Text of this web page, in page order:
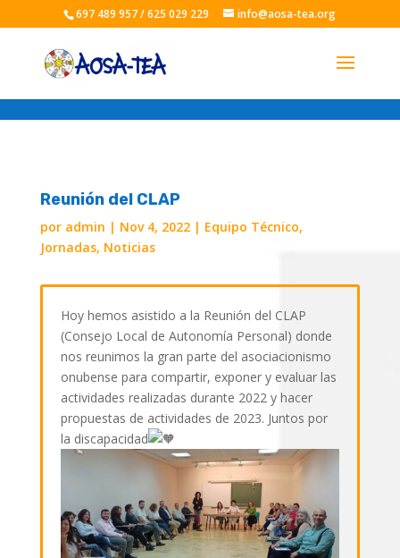
697 489 957 / 625 029 229 info@aosa-tea.org
Reunión del CLAP
por admin | Nov 4, 2022| Equipo Técnico,
Jornadas, Noticias
Hoy hemos asistido a la Reunión del CLAP
(Consejo Local de Autonomía Personal) donde
nos reunimos la gran parte del asociacionismo
onubense para compartir, exponer y evaluar las
actividades realizadas durante 2022 y hacer
propuestas de actividades de 2023. Juntos por
la discapacidad